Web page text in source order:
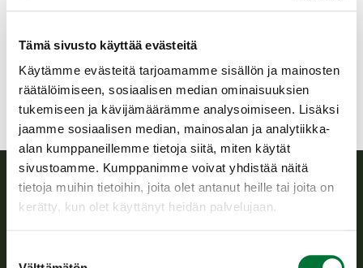
Tämä sivusto käyttää evästeitä
Käytämme evästeitä tarjoamamme sisällön ja mainosten
räätälöimiseen, sosiaalisen median ominaisuuksien
tukemiseen ja kävijämäärämme analysoimiseen. Lisäksi
jaamme sosiaalisen median, mainosalan ja analytiikka-
alan kumppaneillemme tietoja siitä, miten käytät
sivustoamme. Kumppanimme voivat yhdistää näitä
tietoja muihin tietoihin, joita olet antanut heille tai joita on
kerätty, kun olet käyttänyt heidän palvelujaan.
Uusimaa
lohja@rhy.riista.fi
Suomen riistakeskus
riistanhoitoyhdistysten toimintaa ja huolehtii riistapolitiikan